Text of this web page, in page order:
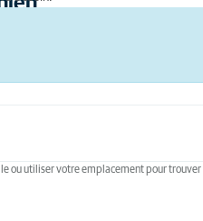
ou utiliser votre emplacement pour trouver